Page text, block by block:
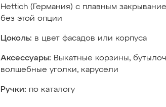
Hettich (Германия) с плавным
без этой опции
Цоколь: в цвет фасадов или корпуса
Аксессуары: Выкатные корзины,
волшебные уголки, карусели
Ручки: по каталогу